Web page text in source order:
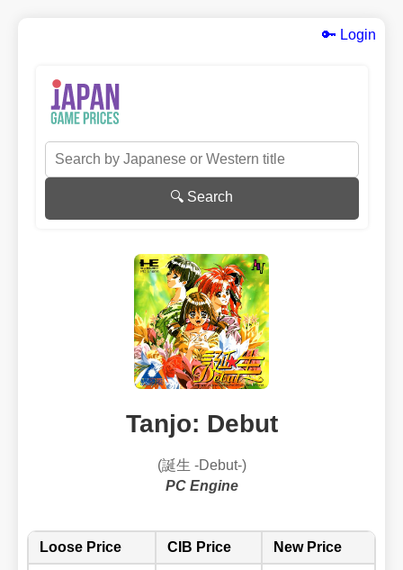
🔑 Login
🔍 Search
Tanjo: Debut
(誕生 -Debut-)
PC Engine
Loose Price CIB Price New Price